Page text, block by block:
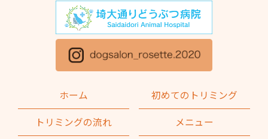
2025年1月(1)
2024年12月(1)
2024年10月(2)
2024年9月
ホーム
初めてのトリミング
トリミングの流れ
メニュー